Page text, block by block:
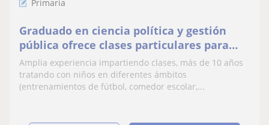
Primaria
Graduado en ciencia política y gestión
pública ofrece clases particulares para
alumnos de primaria y secundaria, en el
segundo caso, de la rama social a ser
posible
Amplia experiencia impartiendo clases, más de 10 años
tratando con niños en diferentes ámbitos
(entrenamientos de fútbol, comedor escolar,...